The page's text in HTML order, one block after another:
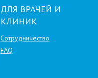
ДЛЯ ВРАЧЕЙ И
КЛИНИК
Сотрудничество
FAQ